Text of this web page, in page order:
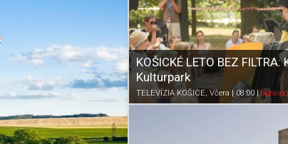
KOŠICKÉ LETO BEZ FILTRA:
Kulturpark
TELEVÍZIA KOŠICE, Včera | 08:00 |